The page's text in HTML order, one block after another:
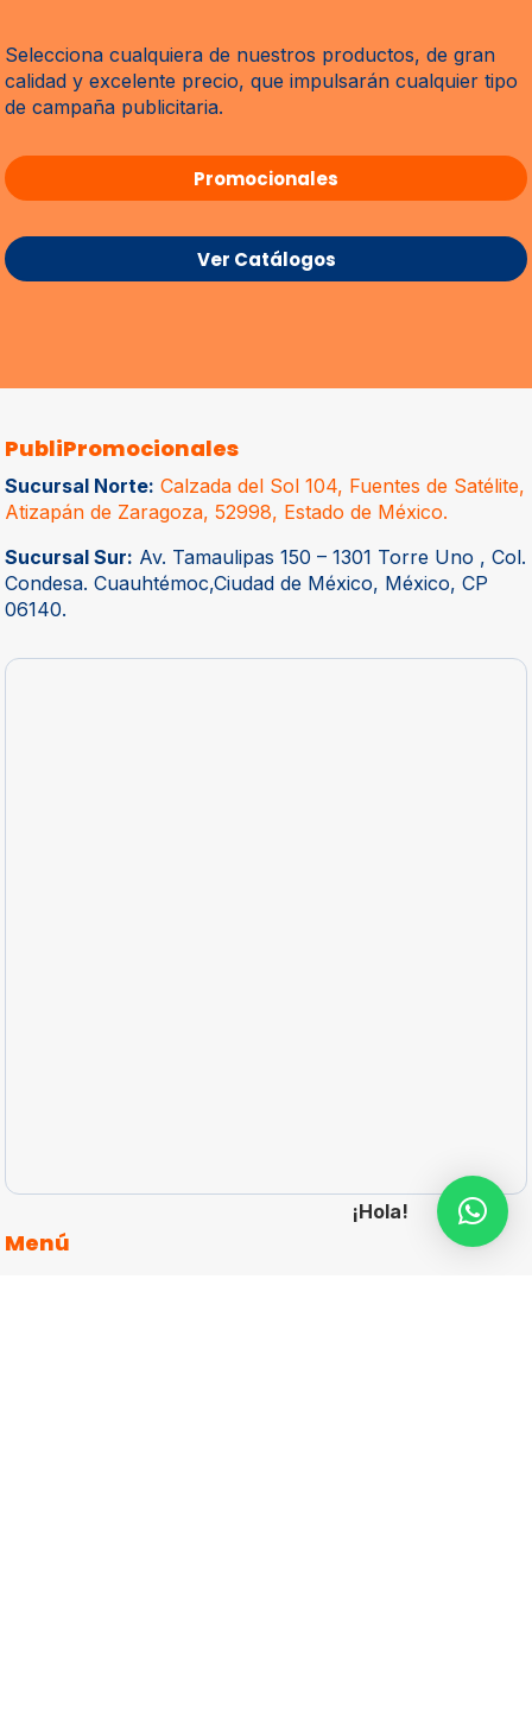
Selecciona cualquiera de nuestros productos, de gran
calidad y excelente precio, que impulsarán cualquier tipo
de campaña publicitaria.
Promocionales
Ver Catálogos
PubliPromocionales
Sucursal Norte: Calzada del Sol 104, Fuentes de Satélite,
Atizapán de Zaragoza, 52998, Estado de México.
Sucursal Sur: Av. Tamaulipas 150 – 1301 Torre Uno , Col.
Condesa. Cuauhtémoc,Ciudad de México, México, CP
06140.
Menú
¡Hola!